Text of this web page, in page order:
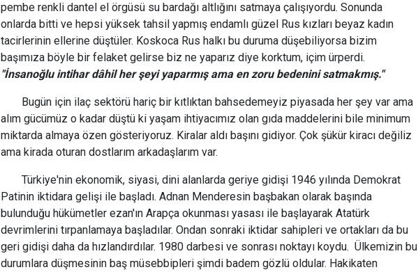
pembe renkli dantel el örgüsü su bardağı altlığını satmaya çalışıyordu. Sonunda
onlarda bitti ve hepsi yüksek tahsil yapmış endamlı güzel Rus kızları beyaz kadın
tacirlerinin ellerine düştüler. Koskoca Rus halkı bu duruma düşebiliyorsa bizim
başımıza böyle bir felaket gelirse biz ne yaparız diye korktum, içim ürperdi.
"İnsanoğlu intihar dâhil her şeyi yaparmış ama en zoru bedenini satmakmış."
Bugün için ilaç sektörü hariç bir kıtlıktan bahsedemeyiz piyasada her şey var ama
alım gücümüz o kadar düştü ki yaşam ihtiyacımız olan gıda maddelerini bile minimum
miktarda almaya özen gösteriyoruz. Kiralar aldı başını gidiyor. Çok şükür kiracı değiliz
ama kirada oturan dostlarım arkadaşlarım var.
Türkiye'nin ekonomik, siyasi, dini alanlarda geriye gidişi 1946 yılında Demokrat
Patinin iktidara gelişi ile başladı. Adnan Menderesin başbakan olarak başında
bulunduğu hükümetler ezan'ın Arapça okunması yasası ile başlayarak Atatürk
devrimlerini tırpanlamaya başladılar. Ondan sonraki iktidar sahipleri ve ortakları da bu
geri gidişi daha da hızlandırdılar. 1980 darbesi ve sonrası noktayı koydu. Ülkemizin bu
durumlara düşmesinin baş müsebbipleri şimdi badem gözlü oldular. Hakikaten